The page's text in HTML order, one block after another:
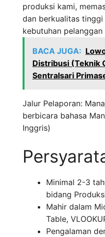
produksi kami,
dan berkualitas tinggi
kebutuhan pelanggan
BACA JUGA:
Distribusi (Teknik
Sentralsari
Jalur Pelaporan:
berbicara bahasa
Inggris)
Minimal 2-3
bidang
Mahir dalam
Table,
Pengalaman